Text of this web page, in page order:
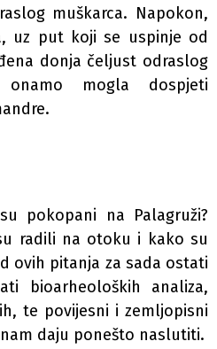
muškarca. Napokon,
uz put koji se uspinje od
donja čeljust odraslog
mogla dospjeti
pokopani na Palagruži?
radili na otoku i kako su
ovih pitanja za sada ostati
bioarheoloških analiza,
te povijesni i zemljopisni
daju ponešto naslutiti.